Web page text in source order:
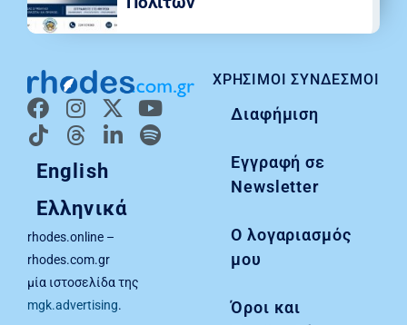
English
Ελληνικά
rhodes.online –
rhodes.com.gr
μία ιστοσελίδα της
mgk.advertising.
ΧΡΉΣΙΜΟΙ ΣΎΝΔΕΣΜΟΙ
Διαφήμιση
Εγγραφή σε
Newsletter
Ο λογαριασμός
μου
Όροι και